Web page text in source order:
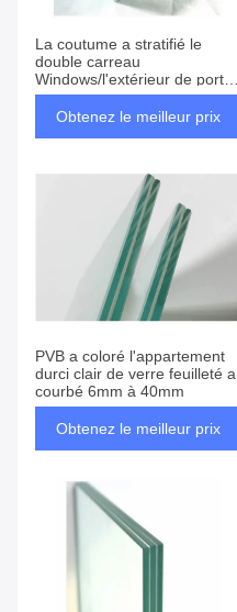
La coutume a stratifié le
double carreau
Windows/l'extérieur de porte
verre feuilleté de Pvb
Obtenez le meilleur prix
PVB a coloré l'appartement
durci clair de verre feuilleté a
courbé 6mm à 40mm
Obtenez le meilleur prix